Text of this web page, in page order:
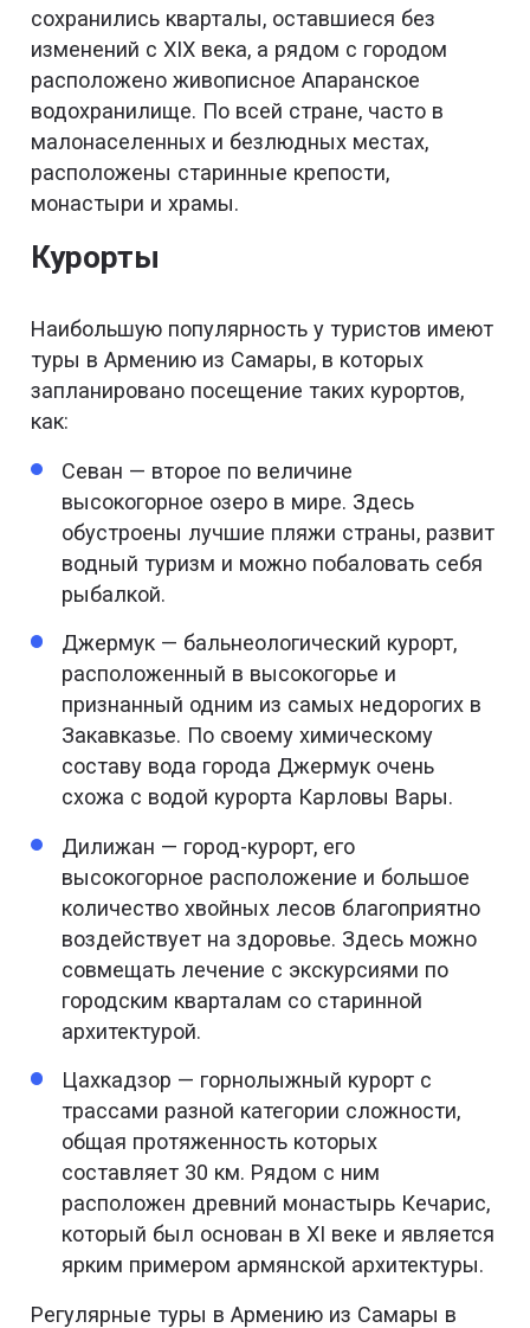
сохранились кварталы, оставшиеся без
изменений с XIX века, а рядом с городом
расположено живописное Апаранское
водохранилище. По всей стране, часто в
малонаселенных и безлюдных местах,
расположены старинные крепости,
монастыри и храмы.
Курорты
Наибольшую популярность у туристов имеют
туры в Армению из Самары, в которых
запланировано посещение таких курортов,
как:
Севан — второе по величине
высокогорное озеро в мире. Здесь
обустроены лучшие пляжи страны, развит
водный туризм и можно побаловать себя
рыбалкой.
Джермук — бальнеологический курорт,
расположенный в высокогорье и
признанный одним из самых недорогих в
Закавказье. По своему химическому
составу вода города Джермук очень
схожа с водой курорта Карловы Вары.
Дилижан — город-курорт, его
высокогорное расположение и большое
количество хвойных лесов благоприятно
воздействует на здоровье. Здесь можно
совмещать лечение с экскурсиями по
городским кварталам со старинной
архитектурой.
Цахкадзор — горнолыжный курорт с
трассами разной категории сложности,
общая протяженность которых
составляет 30 км. Рядом с ним
расположен древний монастырь Кечарис,
который был основан в XI веке и является
ярким примером армянской архитектуры.
Регулярные туры в Армению из Самары в